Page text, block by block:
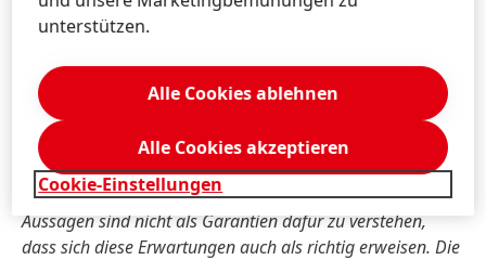
Vorgänge oder Entwicklungen beziehen und
zukunftsgerichtete Aussagen darstellen können. Mit der
Verwendung von Worten wie erwarten, beabsichtigen,
planen, vorhersehen, davon ausgehen, glauben, schätzen
und ähnlichen Formulierungen werden zukunftsgerichtete
Aussagen gekennzeichnet. Solche Aussagen beruhen auf
den gegenwärtigen Annahmen und Einschätzungen der
Unternehmensleitung der Henkel AG & Co. KGaA. Diese
Aussagen sind nicht als Garantien dafür zu verstehen,
dass sich diese Erwartungen auch als richtig erweisen. Die
unterstützen.
Cookie-Einstellungen
Alle Cookies ablehnen
Alle Cookies akzeptieren